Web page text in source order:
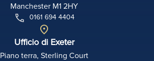
Manchester M1 2HY
0161 694 4404
Ufficio di Exeter
Piano terra, Sterling Court